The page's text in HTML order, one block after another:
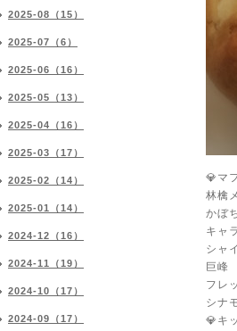
💎マ
林檎
かぼ
キャ
シャ
巨峰
フレ
シナ
💎キ
2025-08（15）
2025-07（6）
2025-06（16）
2025-05（13）
2025-04（16）
2025-03（17）
2025-02（14）
2025-01（14）
2024-12（16）
2024-11（19）
2024-10（17）
2024-09（17）